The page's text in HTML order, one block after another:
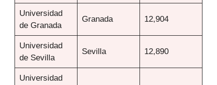
Universidad
de Granada
Granada 12,904
Universidad
de Sevilla
Sevilla 12,890
Universidad